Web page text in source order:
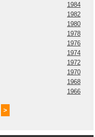
1984
1982
1980
1978
1976
1974
1972
1970
1968
1966
>